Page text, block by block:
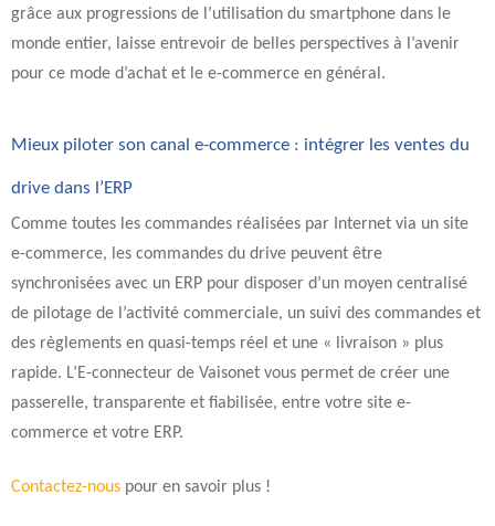
grâce aux progressions de l’utilisation du smartphone dans le
monde entier, laisse entrevoir de belles perspectives à l’avenir
pour ce mode d’achat et le e-commerce en général.
Mieux piloter son canal e-commerce : intégrer les ventes du
drive dans l’ERP
Comme toutes les commandes réalisées par Internet via un site
e-commerce, les commandes du drive peuvent être
synchronisées avec un ERP pour disposer d’un moyen centralisé
de pilotage de l’activité commerciale, un suivi des commandes et
des règlements en quasi-temps réel et une « livraison » plus
rapide. L’E-connecteur de Vaisonet vous permet de créer une
passerelle, transparente et fiabilisée, entre votre site e-
commerce et votre ERP.
Contactez-nous pour en savoir plus !